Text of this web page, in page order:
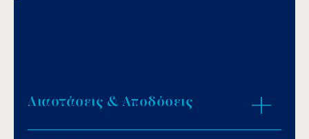
Διαστάσεις & Αποδόσεις